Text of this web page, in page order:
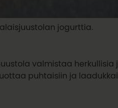
jogurttia.
valmistaa
puhtaisiin ja